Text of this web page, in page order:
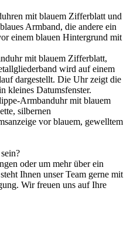
oder um mehr über ein
Ihnen unser Team gerne mit
Wir freuen uns auf Ihre